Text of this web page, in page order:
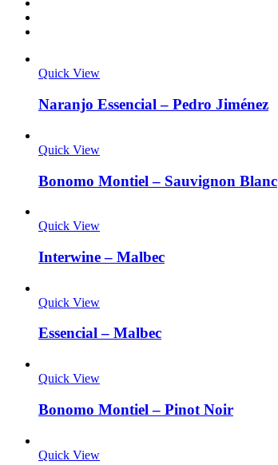
Quick View
Naranjo Essencial – Pedro Jiménez
Quick View
Bonomo Montiel – Sauvignon Blanc
Quick View
Interwine – Malbec
Quick View
Essencial – Malbec
Quick View
Bonomo Montiel – Pinot Noir
Quick View